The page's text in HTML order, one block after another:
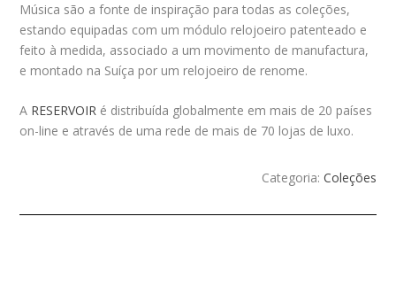
Música são a fonte de inspiração para todas as coleções,
estando equipadas com um módulo relojoeiro patenteado e
feito à medida, associado a um movimento de manufactura,
e montado na Suíça por um relojoeiro de renome.
A RESERVOIR é distribuída globalmente em mais de 20 países
on-line e através de uma rede de mais de 70 lojas de luxo.
Categoria: Coleções